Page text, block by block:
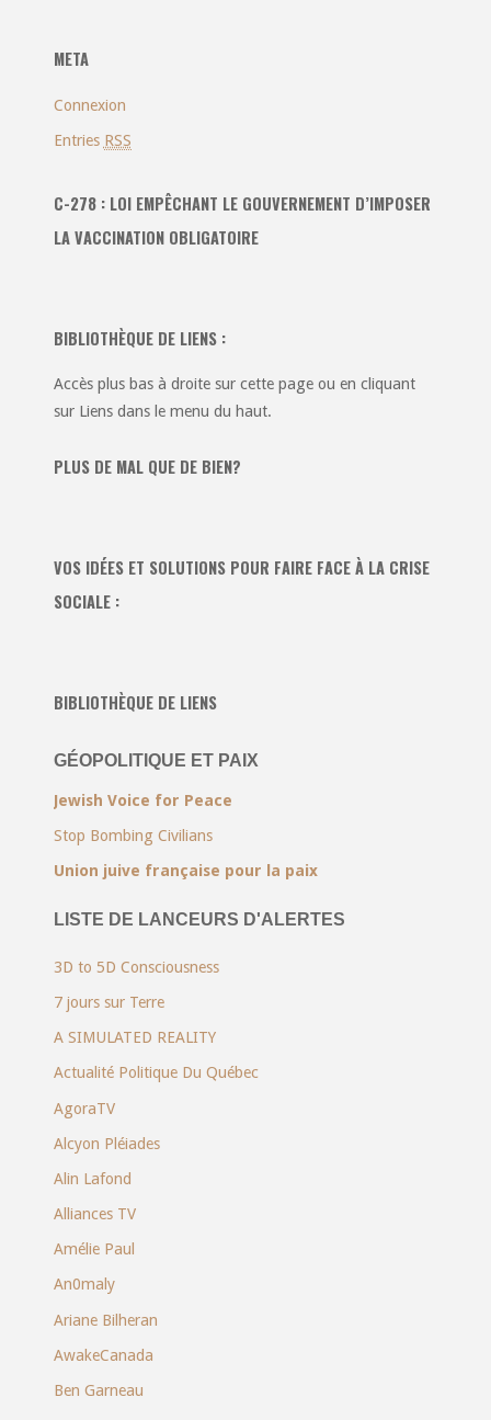
META
Connexion
Entries RSS
C-278 : LOI EMPÊCHANT LE GOUVERNEMENT D’IMPOSER
LA VACCINATION OBLIGATOIRE
BIBLIOTHÈQUE DE LIENS :
Accès plus bas à droite sur cette page ou en cliquant
sur Liens dans le menu du haut.
PLUS DE MAL QUE DE BIEN?
VOS IDÉES ET SOLUTIONS POUR FAIRE FACE À LA CRISE
SOCIALE :
BIBLIOTHÈQUE DE LIENS
GÉOPOLITIQUE ET PAIX
Jewish Voice for Peace
Stop Bombing Civilians
Union juive française pour la paix
LISTE DE LANCEURS D'ALERTES
3D to 5D Consciousness
7 jours sur Terre
A SIMULATED REALITY
Actualité Politique Du Québec
AgoraTV
Alcyon Pléiades
Alin Lafond
Alliances TV
Amélie Paul
An0maly
Ariane Bilheran
AwakeCanada
Ben Garneau